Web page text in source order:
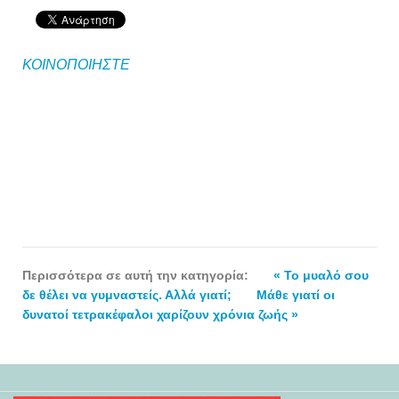
ΚΟΙΝΟΠΟΙΗΣΤΕ
Περισσότερα σε αυτή την κατηγορία:
« To μυαλό σου
δε θέλει να γυμναστείς. Αλλά γιατί;
Μάθε γιατί οι
δυνατοί τετρακέφαλοι χαρίζουν χρόνια ζωής »